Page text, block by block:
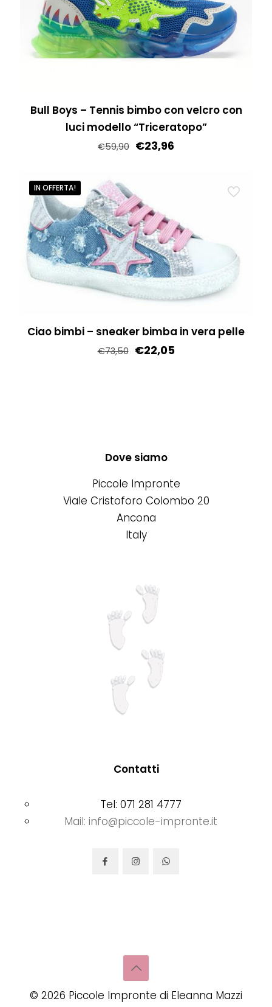
scelte
nella
pagina
del
Bull Boys – Tennis bimbo con velcro con
luci modello “Triceratopo”
€59,90 €23,96
ha
più
varianti.
Le
opzioni
possono
essere
nella
pagina
IN OFFERTA!
Ciao bimbi – sneaker bimba in vera pelle
€73,50 €22,05
Le
possono
essere
scelte
nella
prodotto
Dove siamo
Piccole Impronte
Viale Cristoforo Colombo 20
Ancona
Italy
Contatti
Tel: 071 281 4777
Mail: info@piccole-impronte.it
© 2026 Piccole Impronte di Eleanna Mazzi